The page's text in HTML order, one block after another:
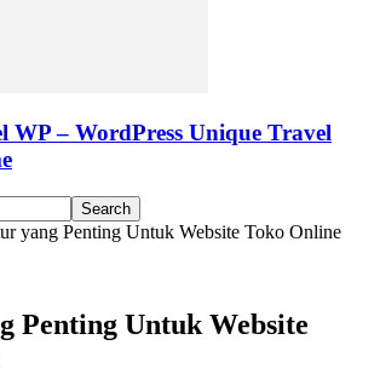
WP – WordPress Unique Travel
yang Penting Untuk Website Toko Online
Penting Untuk Website